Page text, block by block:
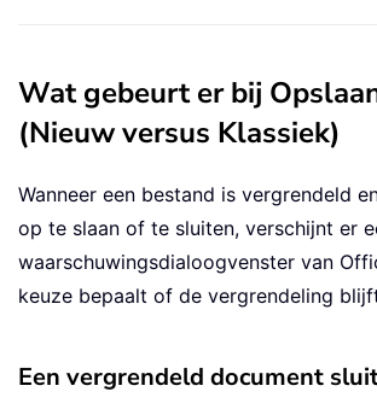
Wat gebeurt er bij
(Nieuw versus Klassiek)
Wanneer een bestand is vergrendeld
op te slaan of te sluiten, verschijnt er
waarschuwingsdialoogvenster van
keuze bepaalt of de vergrendeling
Een vergrendeld document